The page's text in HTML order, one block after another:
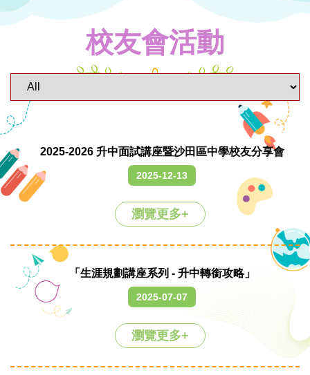
校友會活動
2025-2026 升中面試講座暨沙田區中學校友分享會
2025-12-13
瀏覽更多+
「生涯規劃講座系列 - 升中轉銜攻略」
2025-07-07
瀏覽更多+